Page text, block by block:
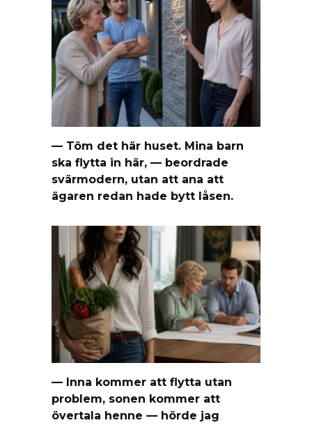
— Töm det här huset. Mina barn
ska flytta in här, — beordrade
svärmodern, utan att ana att
ägaren redan hade bytt låsen.
— Inna kommer att flytta utan
problem, sonen kommer att
övertala henne — hörde jag